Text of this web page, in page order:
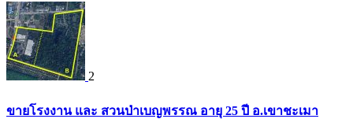
2
ขายโรงงาน และ สวนป่าเบญพรรณ อายุ 25 ปี อ.เขาชะเมา